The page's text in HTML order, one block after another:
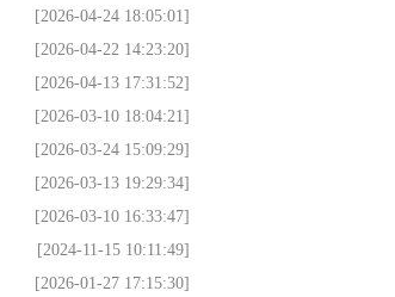
[2026-04-24 18:05:01]
[2026-04-22 14:23:20]
[2026-04-13 17:31:52]
[2026-03-10 18:04:21]
[2026-03-24 15:09:29]
[2026-03-13 19:29:34]
[2026-03-10 16:33:47]
[2024-11-15 10:11:49]
[2026-01-27 17:15:30]